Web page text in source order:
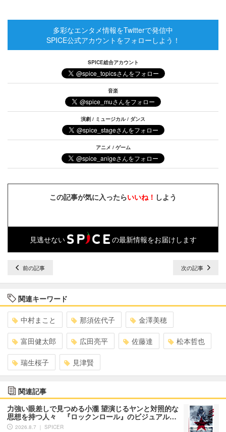
多彩なエンタメ情報をTwitterで発信中
SPICE公式アカウントをフォローしよう！
SPICE総合アカウント
音楽
演劇 / ミュージカル / ダンス
アニメ / ゲーム
この記事が気に入ったらいいね！ しよう
見逃せない の最新情報をお届けします
前の記事 次の記事
関連キーワード
中村まこと 那須佐代子 金澤美穂
富田健太郎 広田亮平 佐藤達 松本哲也
瑞生桜子 見津賢
関連記事
力強い眼差しで見つめる小瀧 望演じるヤンと対照的な
思想を持つ人々 『ロックンロール』のビジュアル…
2026.8.7 ｜ SPICER